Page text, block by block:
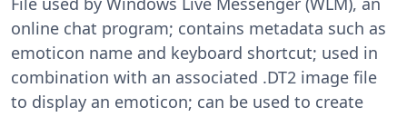
online chat program; contains metadata such as
emoticon name and keyboard shortcut; used in
combination with an associated .DT2 image file
to display an emoticon; can be used to create